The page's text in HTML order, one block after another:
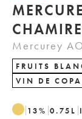
Mercurey
FRUITS
VIN DE
13% 0.75 L